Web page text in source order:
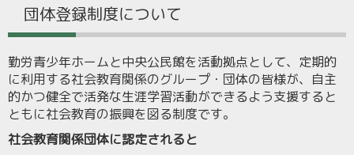
団体登録制度について
勤労青少年ホームと中央公民館を活動拠点として、定期的
に利用する社会教育関係のグループ・団体の皆様が、自主
的かつ健全で活発な生涯学習活動ができるよう支援すると
ともに社会教育の振興を図る制度です。
社会教育関係団体に認定されると